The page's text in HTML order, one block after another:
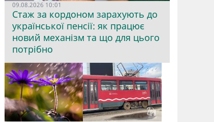
09.08.2026 10:01
Стаж за кордоном зарахують до
української пенсії: як працює
новий механізм та що для цього
потрібно